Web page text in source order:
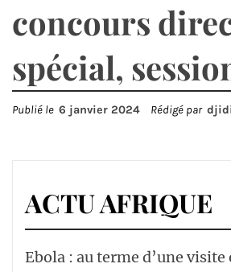
concours
spécial,
Publié le 6 janvier 2024 Rédigé par
ACTU AFRIQUE
Ebola : au terme d’une visite